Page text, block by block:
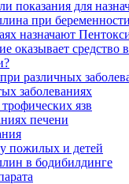
показания для
при
назначают
оказывает средство
различных
заболеваниях
язв
печени
пожилых и детей
в бодибилдинге